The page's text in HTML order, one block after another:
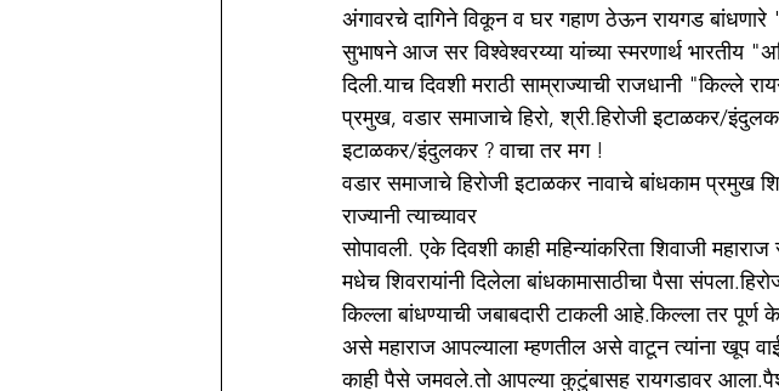
अंगावरचे दागिने विकून व घर गहाण ठेऊन रायगड
सुभाषने आज सर विश्वेश्वरय्या यांच्या स्मरणार्थ
दिली.याच दिवशी मराठी साम्राज्याची राजधानी "किल्ले
प्रमुख, वडार समाजाचे हिरो, श्री.हिरोजी इटाळकर/
इटाळकर/इंदुलकर ? वाचा तर मग !
वडार समाजाचे हिरोजी इटाळकर नावाचे बांधकाम प्रमुख
राज्यानी त्याच्यावर
सोपावली. एके दिवशी काही महिन्यांकरिता शिवाजी
मधेच शिवरायांनी दिलेला बांधकामासाठीचा पैसा
किल्ला बांधण्याची जबाबदारी टाकली आहे.किल्ला तर
असे महाराज आपल्याला म्हणतील असे वाटून त्यांना खूप
काही पैसे जमवले.तो आपल्या कुटुंबासह रायगडावर